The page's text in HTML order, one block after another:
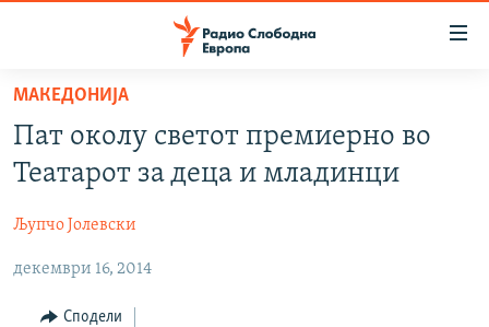
Оди
содржината
Оди
главната
Премини
ВИЗУЕЛНО
ВЕСТИ
ШТО ТРЕБА ДА ЗНАЕТЕ
ПРИЈАВИ СЕ ЗА ЊУЗЛЕТЕР
МАКЕДОНИЈА
Пат околу светот премиерно во
Театарот за деца и младинци
Љупчо Јолевски
декември 16, 2014
Сподели